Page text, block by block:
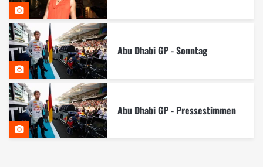
Abu Dhabi GP - Sonntag
Abu Dhabi GP - Pressestimmen